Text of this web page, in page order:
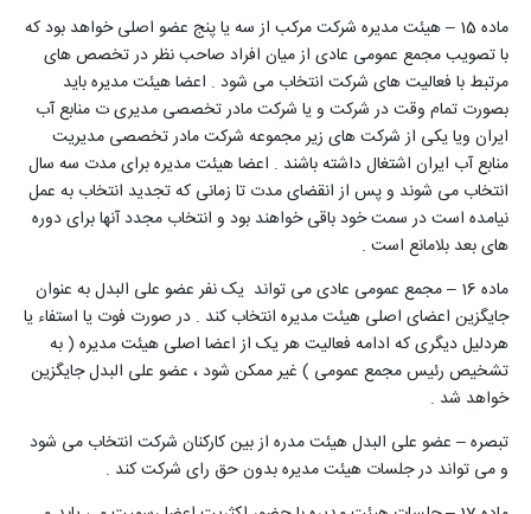
ماده 15 – هیئت مدیره شرکت مرکب از سه یا پنج عضو اصلی خواهد بود که
با تصویب مجمع عمومی عادی از میان افراد صاحب نظر در تخصص های
مرتبط با فعالیت های شرکت انتخاب می شود . اعضا هیئت مدیره باید
بصورت تمام وقت در شرکت و یا شرکت مادر تخصصی مدیری ت منابع آب
ایران ویا یکی از شرکت های زیر مجموعه شرکت مادر تخصصی مدیریت
منابع آب ایران اشتغال داشته باشند . اعضا هیئت مدیره برای مدت سه سال
انتخاب می شوند و پس از انقضای مدت تا زمانی که تجدید انتخاب به عمل
نیامده است در سمت خود باقی خواهند بود و انتخاب مجدد آنها برای دوره
های بعد بلامانع است .
ماده 16 – مجمع عمومی عادی می تواند یک نفر عضو علی البدل به عنوان
جایگزین اعضای اصلی هیئت مدیره انتخاب کند . در صورت فوت یا استفاء یا
هردلیل دیگری که ادامه فعالیت هر یک از اعضا اصلی هیئت مدیره ( به
تشخیص رئیس مجمع عمومی ) غیر ممکن شود ، عضو علی البدل جایگزین
خواهد شد .
تبصره – عضو علی البدل هیئت مدره از بین کارکنان شرکت انتخاب می شود
و می تواند در جلسات هیئت مدیره بدون حق رای شرکت کند .